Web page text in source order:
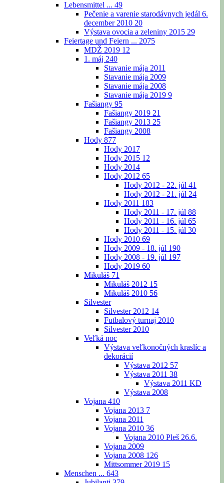
Lebensmittel ... 49
Pečenie a varenie starodávnych jedál 6.
december 2010 20
Výstava ovocia a zeleniny 2015 29
Feiertage und Feiern ... 2075
MDŽ 2019 12
1. máj 240
Stavanie mája 2011
Stavanie mája 2009
Stavanie mája 2008
Stavanie mája 2019 9
Fašiangy 95
Fašiangy 2019 21
Fašiangy 2013 25
Fašiangy 2008
Hody 877
Hody 2017
Hody 2015 12
Hody 2014
Hody 2012 65
Hody 2012 - 22. júl 41
Hody 2012 - 21. júl 24
Hody 2011 183
Hody 2011 - 17. júl 88
Hody 2011 - 16. júl 65
Hody 2011 - 15. júl 30
Hody 2010 69
Hody 2009 - 18. júl 190
Hody 2008 - 19. júl 197
Hody 2019 60
Mikuláš 71
Mikuláš 2012 15
Mikuláš 2010 56
Silvester
Silvester 2012 14
Futbalový turnaj 2010
Silvester 2010
Veľká noc
Výstava veľkonočných kraslíc a
dekorácií
Výstava 2012 57
Výstava 2011 38
Výstava 2011 KD
Výstava 2008
Vojana 410
Vojana 2013 7
Vojana 2011
Vojana 2010 36
Vojana 2010 Pleš 26.6.
Vojana 2009
Vojana 2008 126
Mittsommer 2019 15
Menschen ... 643